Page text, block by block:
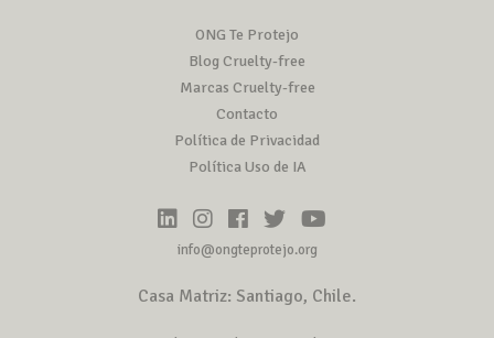
ONG Te Protejo
Blog Cruelty-free
Marcas Cruelty-free
Contacto
Política de Privacidad
Política Uso de IA
info@ongteprotejo.org
Casa Matriz: Santiago, Chile.